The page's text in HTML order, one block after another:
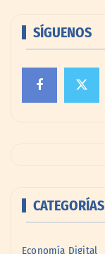
SÍGUENOS
CATEGORÍAS
Economía Digital